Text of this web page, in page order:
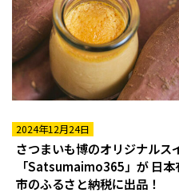
2024年12月24日
さつまいも博のオリジナルス
「Satsumaimo365」が 日
市のふるさと納税に出品！